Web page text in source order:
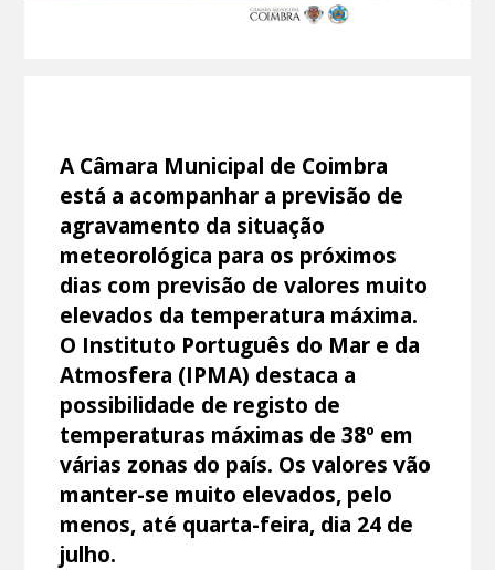
A Câmara Municipal de Coimbra
está a acompanhar a previsão de
agravamento da situação
meteorológica para os próximos
dias com previsão de valores muito
elevados da temperatura máxima.
O Instituto Português do Mar e da
Atmosfera (IPMA) destaca a
possibilidade de registo de
temperaturas máximas de 38º em
várias zonas do país. Os valores vão
manter-se muito elevados, pelo
menos, até quarta-feira, dia 24 de
julho.